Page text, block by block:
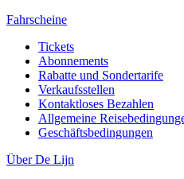
Fahrscheine
Tickets
Abonnements
Rabatte und Sondertarife
Verkaufsstellen
Kontaktloses Bezahlen
Allgemeine
Geschäftsbedingungen
Über De Lijn